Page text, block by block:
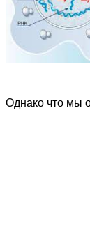
Однако что мы